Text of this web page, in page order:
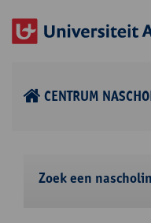
CENTRUM
Zoek een